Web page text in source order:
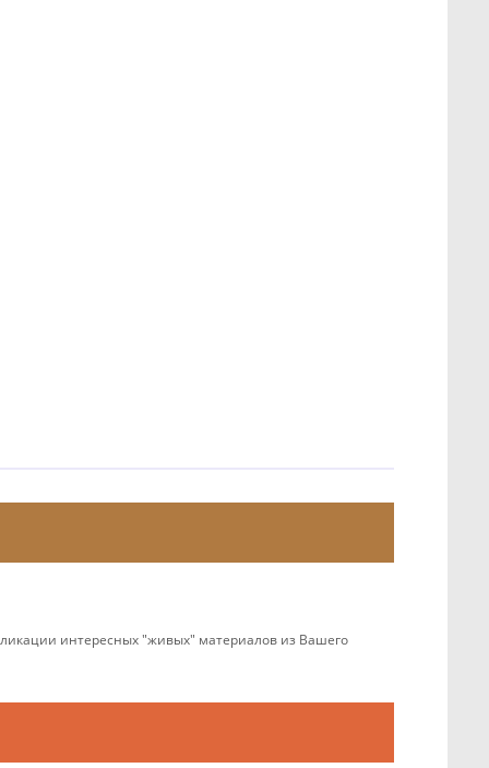
интересных "живых" материалов из Вашего